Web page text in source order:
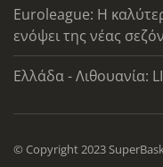
Euroleague: Η
ενόψει της νέας
Ελλάδα - Λιθουανία:
© Copyright 2023